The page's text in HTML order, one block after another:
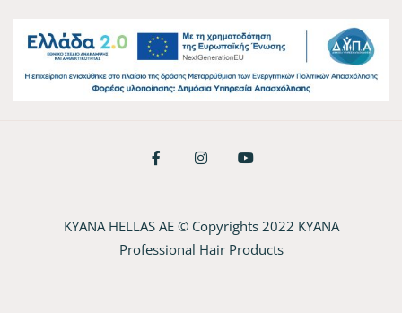
KYANA HELLAS AE © Copyrights 2022 KYANA
Professional Hair Products